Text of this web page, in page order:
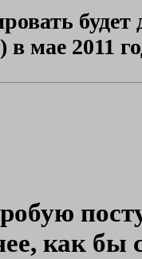
в мае 2011
как бы